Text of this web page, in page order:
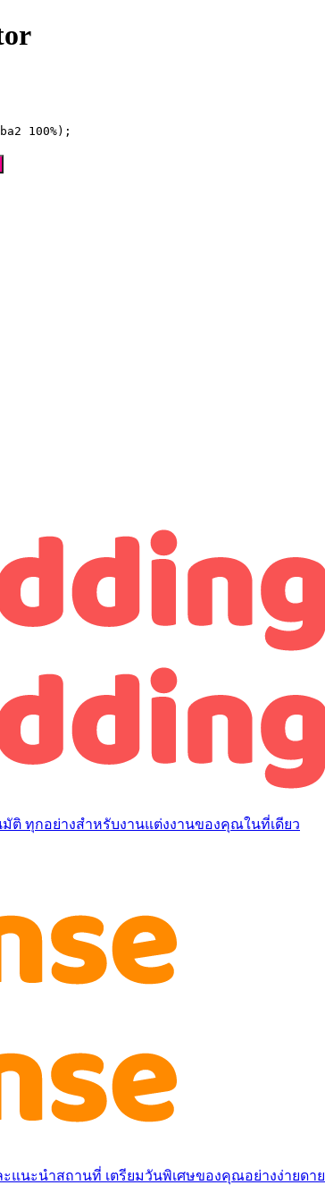
100%);
ติ ทุกอย่างสำหรับงานแต่งงานของคุณในที่เดียว
แนะนำสถานที่ เตรียมวันพิเศษของคุณอย่างง่ายดาย